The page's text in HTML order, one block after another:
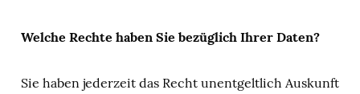
Welche Rechte haben Sie bezüglich Ihrer Daten?
Sie haben jederzeit das Recht unentgeltlich Auskunft